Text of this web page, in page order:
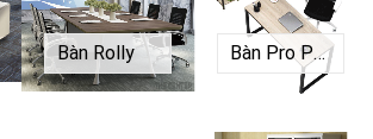
Bàn Rolly Bàn Pro P1260